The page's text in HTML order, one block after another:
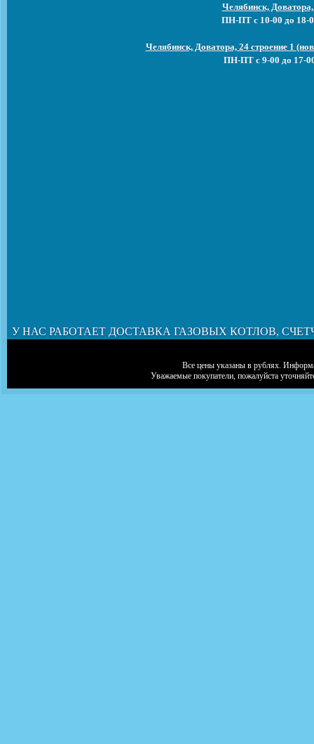
Челябинск,
ПН-ПТ с 10-00 до 18-
Челябинск, Доватора, 24 строение 1
ПН-ПТ с 9-00 до 17-
У НАС РАБОТАЕТ ДОСТАВКА ГАЗОВЫХ КОТЛОВ,
Все цены указаны в рублях.
Уважаемые покупатели, пожалуйста